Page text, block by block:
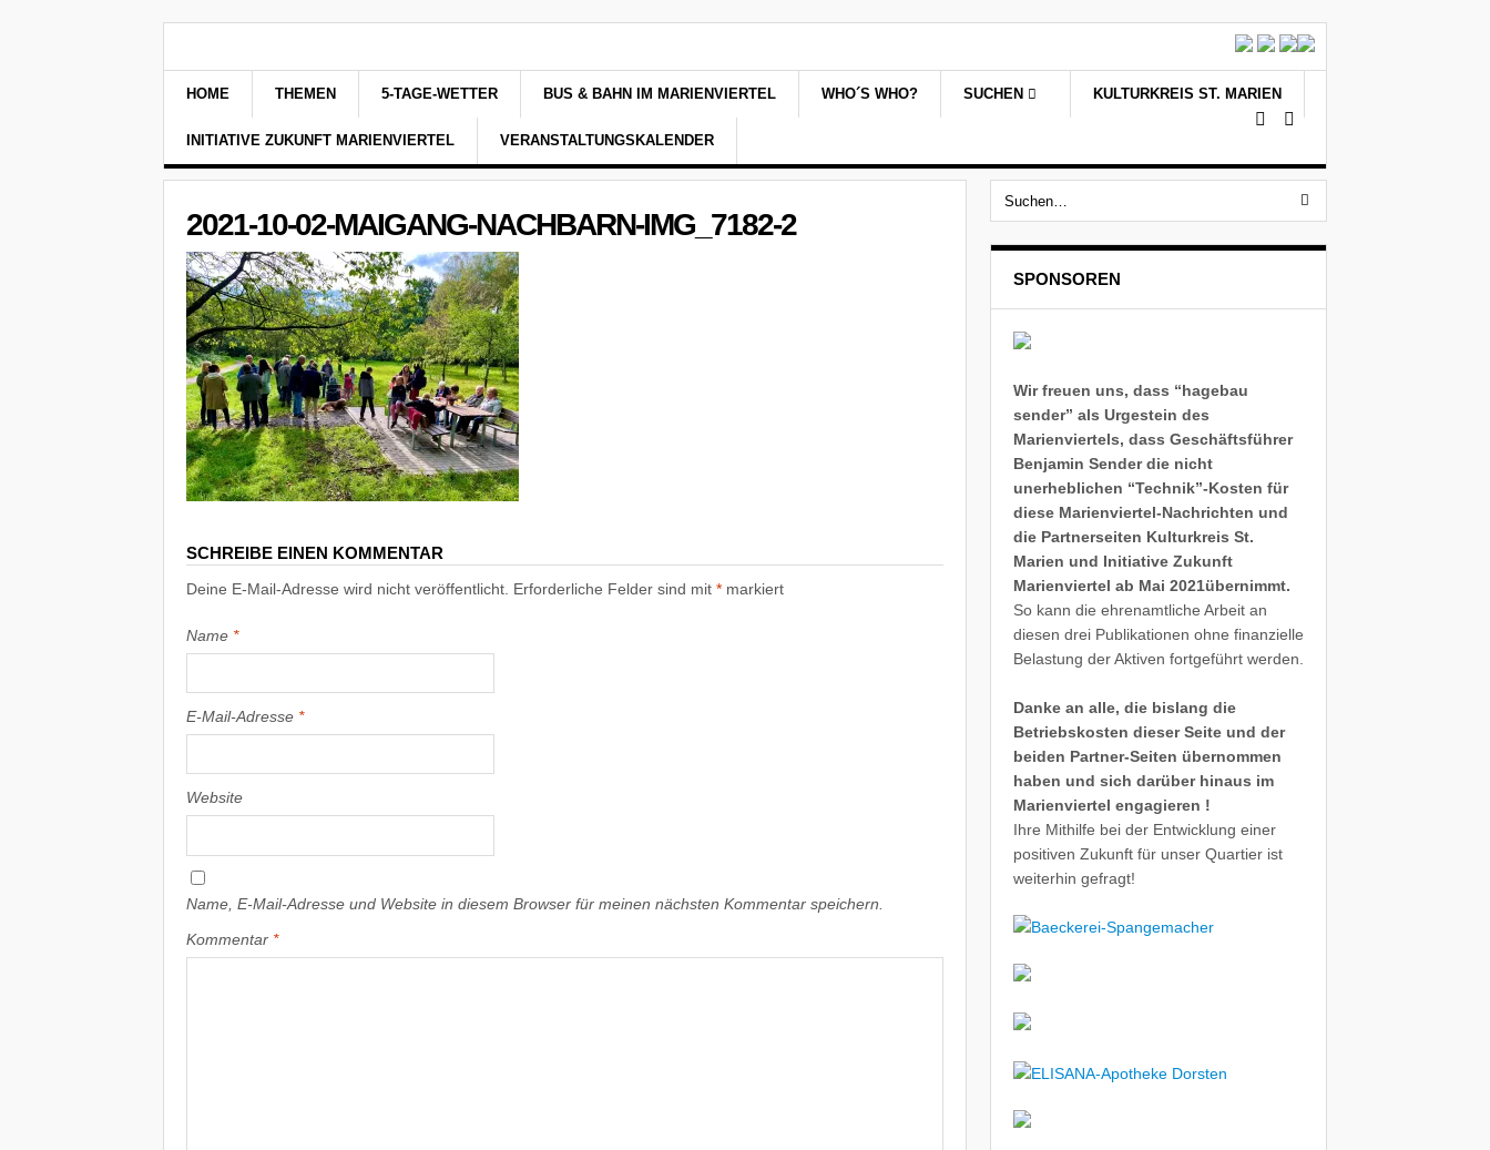
HOME THEMEN 5-TAGE-WETTER BUS & BAHN IM MARIENVIERTEL WHO´S WHO? SUCHEN KULTURKREIS ST. MARIEN
INITIATIVE ZUKUNFT MARIENVIERTEL VERANSTALTUNGSKALENDER
2021-10-02-MAIGANG-NACHBARN-IMG_7182-2
SCHREIBE EINEN KOMMENTAR
Deine E-Mail-Adresse wird nicht veröffentlicht. Erforderliche Felder sind mit * markiert
Name *
E-Mail-Adresse *
Website
Name, E-Mail-Adresse und Website in diesem Browser für meinen nächsten Kommentar speichern.
Kommentar *
SPONSOREN
Wir freuen uns, dass “hagebau
sender” als Urgestein des
Marienviertels, dass Geschäftsführer
Benjamin Sender die nicht
unerheblichen “Technik”-Kosten für
diese Marienviertel-Nachrichten und
die Partnerseiten Kulturkreis St.
Marien und Initiative Zukunft
Marienviertel ab Mai 2021übernimmt.
So kann die ehrenamtliche Arbeit an
diesen drei Publikationen ohne finanzielle
Belastung der Aktiven fortgeführt werden.
Danke an alle, die bislang die
Betriebskosten dieser Seite und der
beiden Partner-Seiten übernommen
haben und sich darüber hinaus im
Marienviertel engagieren !
Ihre Mithilfe bei der Entwicklung einer
positiven Zukunft für unser Quartier ist
weiterhin gefragt!